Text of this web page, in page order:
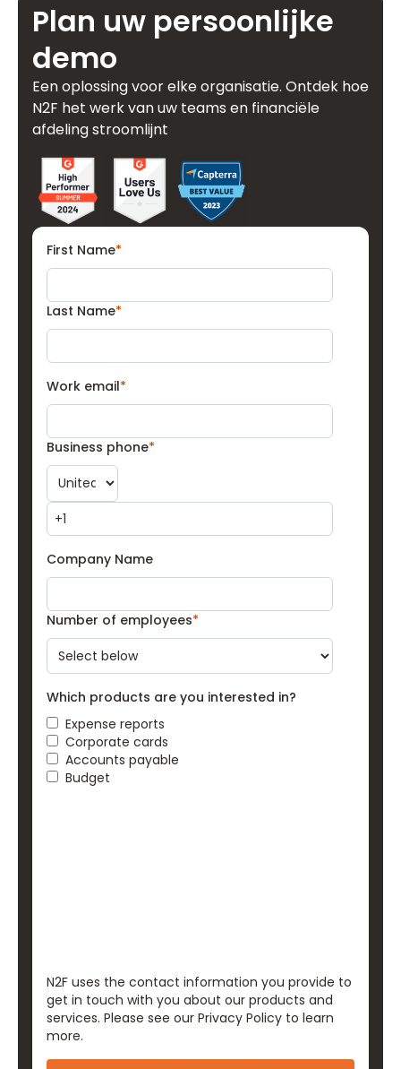
Plan uw persoonlijke
demo
Een oplossing voor elke organisatie. Ontdek hoe
N2F het werk van uw teams en financiële
afdeling stroomlijnt
First Name*
Last Name*
Work email*
Business phone*
Company Name
Number of employees*
Which products are you interested in?
Expense reports
Corporate cards
Accounts payable
Budget
N2F uses the contact information you provide to
get in touch with you about our products and
services. Please see our Privacy Policy to learn
more.